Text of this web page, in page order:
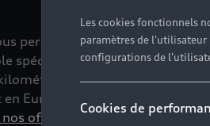
permet d’acquérir un véhicule
spécifiques à chaque
illimité
Europe
offres d’entretien, à partir
Les cookies fonctionnels
paramètres de
configurations de
Cookies de